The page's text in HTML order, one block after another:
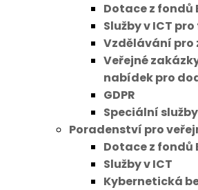
Dotace z fondů
Služby v ICT
Vzdělávání pro
Veřejné
nabídek pro
GDPR
Speciální služby
Poradenství pro
Dotace z fondů
Služby v ICT
Kybernetická